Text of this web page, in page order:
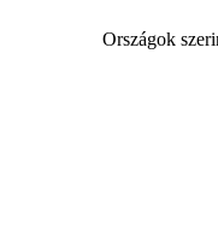
Országok